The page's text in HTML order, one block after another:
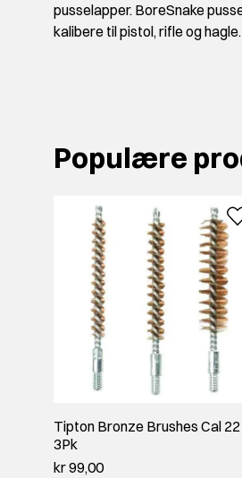
pusselapper. BoreSnake
kalibere til pistol, rifle og hagle.
Populære
Tipton Bronze Brushes Cal 22
3Pk
kr 99,00